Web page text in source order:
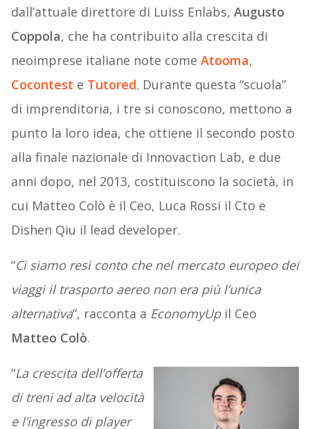
dall’attuale direttore di Luiss Enlabs, Augusto
Coppola, che ha contribuito alla crescita di
neoimprese italiane note come Atooma,
Cocontest e Tutored. Durante questa “scuola”
di imprenditoria, i tre si conoscono, mettono a
punto la loro idea, che ottiene il secondo posto
alla finale nazionale di Innovaction Lab, e due
anni dopo, nel 2013, costituiscono la società, in
cui Matteo Colò è il Ceo, Luca Rossi il Cto e
Dishen Qiu il lead developer.
“Ci siamo resi conto che nel mercato europeo dei
viaggi il trasporto aereo non era più l’unica
alternativa”, racconta a EconomyUpil Ceo
Matteo Colò.
“La crescita dell’offerta
di treni ad alta velocità
e l’ingresso di player